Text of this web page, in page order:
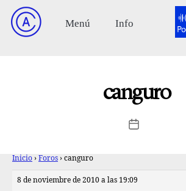
canguro
Inicio › Foros › canguro
8 de noviembre de 2010 a las 19:09